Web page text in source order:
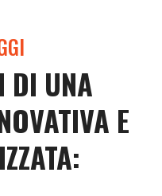
DI UNA
E